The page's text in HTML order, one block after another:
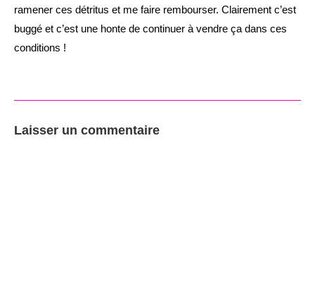
ramener ces détritus et me faire rembourser. Clairement c’est
buggé et c’est une honte de continuer à vendre ça dans ces
conditions !
Laisser un commentaire